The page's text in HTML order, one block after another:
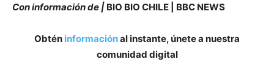
Con información de | BIO BIO CHILE | BBC NEWS
Obtén informaciónal instante, únete a nuestra
comunidad digital